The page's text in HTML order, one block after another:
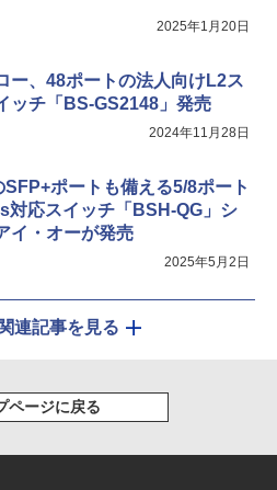
2025年1月20日
ー、48ポートの法人向けL2ス
ッチ「BS-GS2148」発売
2024年11月28日
ポートも備える5/8ポート
対応スイッチ「BSH-QG」シ
イ・オーが発売
2025年5月2日
連記事を見る
ページに戻る